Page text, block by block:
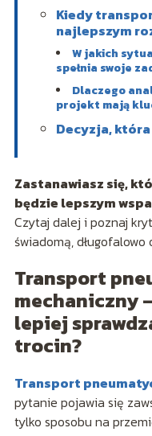
Kiedy
najlepszym
W jakich
spełnia swoje
Dlaczego
projekt mają
Decyzja,
Zastanawiasz się,
będzie lepszym
Czytaj dalej i poznaj
świadomą, długofalowo
Transport
mechaniczny
lepiej
trocin?
Transport
pytanie pojawia się
tylko sposobu na